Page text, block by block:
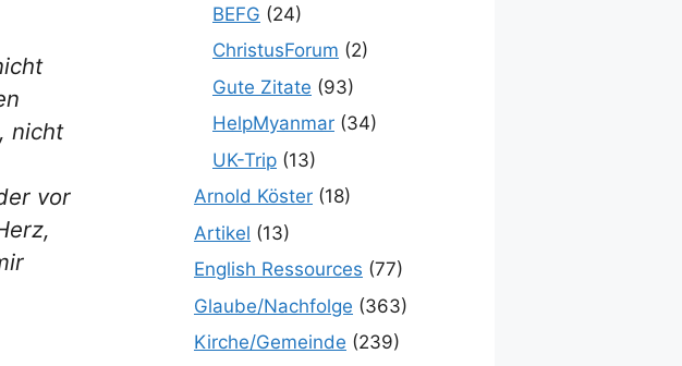
nicht
vor
BEFG (24)
ChristusForum (2)
Gute Zitate (93)
HelpMyanmar (34)
UK-Trip (13)
Arnold Köster (18)
Artikel (13)
English Ressources (77)
Glaube/Nachfolge (363)
Kirche/Gemeinde (239)